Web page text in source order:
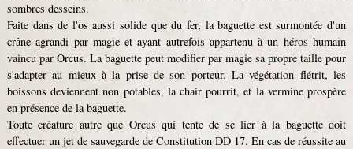
sombres desseins.
Faite dans de l'os aussi solide que du fer, la baguette est surmontée d'un
crâne agrandi par magie et ayant autrefois appartenu à un héros humain
vaincu par Orcus. La baguette peut modifier par magie sa propre taille pour
s'adapter au mieux à la prise de son porteur. La végétation flétrit, les
boissons deviennent non potables, la chair pourrit, et la vermine prospère
en présence de la baguette.
Toute créature autre que Orcus qui tente de se lier à la baguette doit
effectuer un jet de sauvegarde de Constitution DD 17. En cas de réussite au